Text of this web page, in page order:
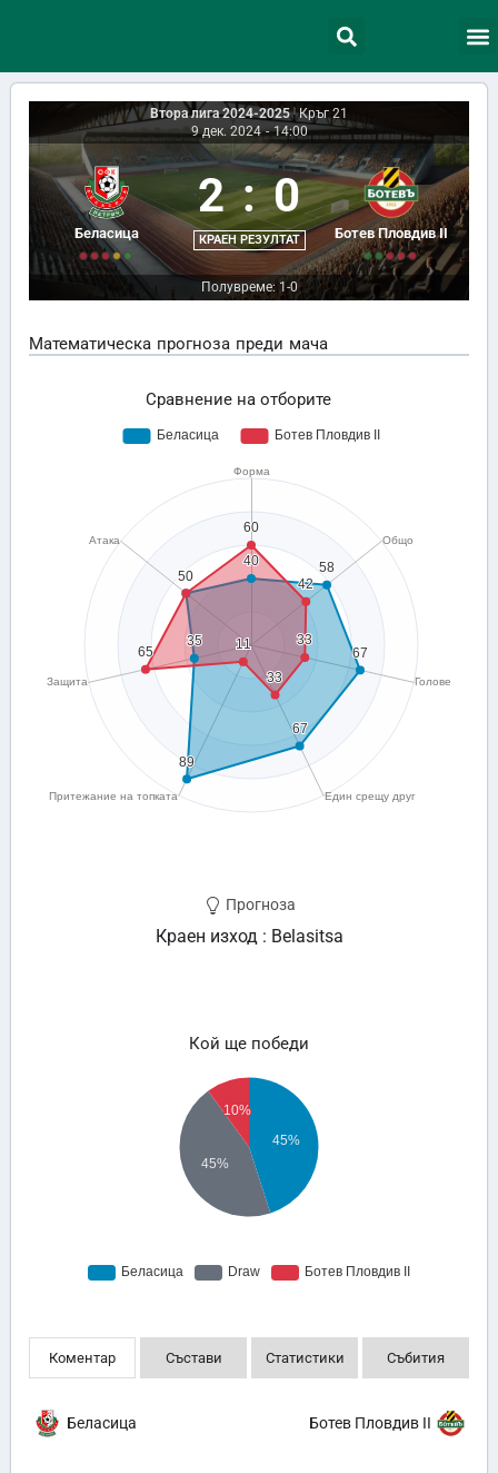
Втора лига 2024-2025 | Кръг 21
9 дек. 2024 - 14:00
Беласица
2 : 0
КРАЕН РЕЗУЛТАТ Ботев Пловдив II
Полувреме: 1-0
Математическа прогноза преди мача
Сравнение на отборите
Прогноза
Краен изход : Belasitsa
Кой ще победи
Коментар Състави Статистики Събития
Беласица Ботев Пловдив II